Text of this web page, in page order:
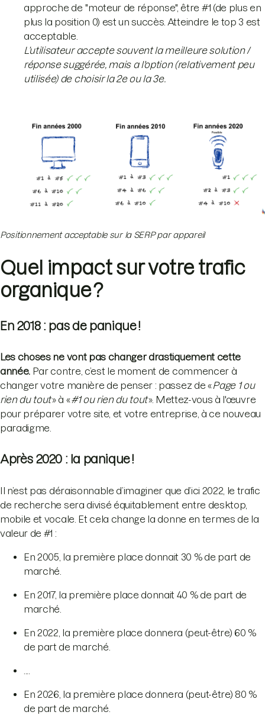
approche de "moteur de réponse", être #1 (de plus en
plus la position 0) est un succès. Atteindre le top 3 est
acceptable.
L’utilisateur accepte souvent la meilleure solution /
réponse suggérée, mais a l'option (relativement peu
utilisée) de choisir la 2e ou la 3e.
Positionnement acceptable sur la SERP par appareil
Quel impact sur votre trafic
organique ?
En 2018 : pas de panique !
Les choses ne vont pas changer drastiquement cette
année. Par contre, c’est le moment de commencer à
changer votre manière de penser : passez de «Page 1 ou
rien du tout» à «#1 ou rien du tout». Mettez-vous à l'œuvre
pour préparer votre site, et votre entreprise, à ce nouveau
paradigme.
Après 2020 : la panique !
Il n’est pas déraisonnable d’imaginer que d’ici 2022, le trafic
de recherche sera divisé équitablement entre desktop,
mobile et vocale. Et cela change la donne en termes de la
valeur de #1 :
En 2005, la première place donnait 30 % de part de
marché.
En 2017, la première place donnait 40 % de part de
marché.
En 2022, la première place donnera (peut-être) 60 %
de part de marché.
En 2026, la première place donnera (peut-être) 80 %
de part de marché.